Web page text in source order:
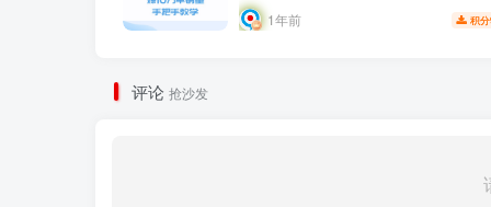
1年前 积分
评论 抢沙发